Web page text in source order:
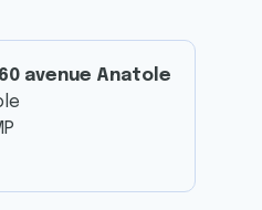
60 avenue Anatole